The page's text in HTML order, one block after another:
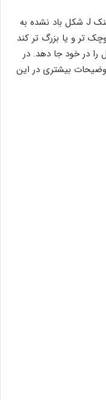
وقتی این اندام خالی باشد ، مانند یک بادکنک J شکل باد نشده به
تر و یا بزرگ تر کند
در خود جا دهد. در
بیشتری در این